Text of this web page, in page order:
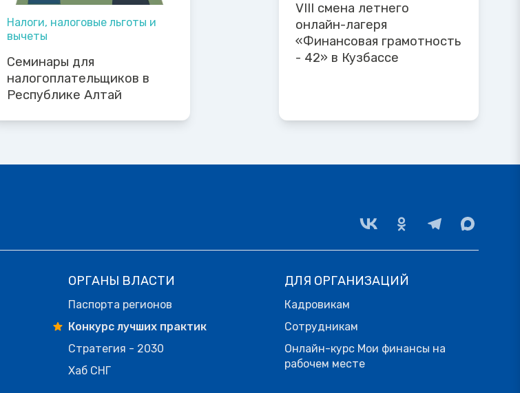
Налоги, налоговые льготы и
вычеты
Семинары для
налогоплательщиков в
Республике Алтай
VIII смена летнего
онлайн-лагеря
«Финансовая грамотность
- 42» в Кузбассе
ОРГАНЫ ВЛАСТИ
Паспорта регионов
Конкурс лучших практик
Стратегия - 2030
Хаб СНГ
ДЛЯ ОРГАНИЗАЦИЙ
Кадровикам
Сотрудникам
Онлайн-курс Мои финансы на
рабочем месте